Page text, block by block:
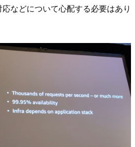
などについて心配する必要はあり